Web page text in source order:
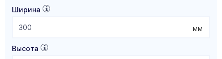
Ширина
мм
Высота